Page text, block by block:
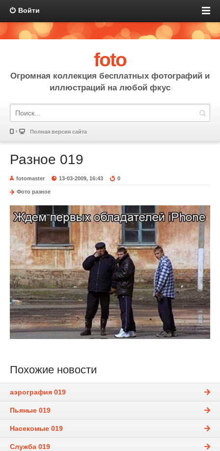
Войти
foto
Огромная коллекция бесплатных фотографий и
иллюстраций на любой фкус
Полная версия сайта
Разное 019
fotomaster 13-03-2009, 16:43 0
Фото разное
Похожие новости
аэрография 019
Пьяные 019
Насекомые 019
Служба 019